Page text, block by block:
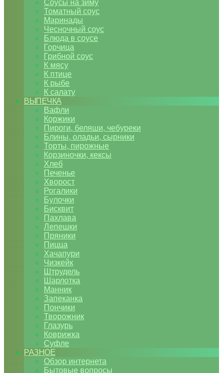
Соусы на зиму
Томатный соус
Маринады
Чесночный соус
Блюда в соусе
Горчица
Грибной соус
К мясу
К птице
К рыбе
К салату
ВЫПЕЧКА
Вафли
Коржики
Пироги, беляши, чебуреки
Блины, оладьи, сырники
Торты, пирожные
Корзиночки, кексы
Хлеб
Печенье
Хворост
Рогалики
Булочки
Бисквит
Пахлава
Лепешки
Пряники
Пицца
Хачапури
Чизкейк
Штрудель
Шарлотка
Манник
Запеканка
Пончики
Творожник
Глазурь
Коврижка
Суфле
РАЗНОЕ
Обзор интернета
Бытовые вопросы